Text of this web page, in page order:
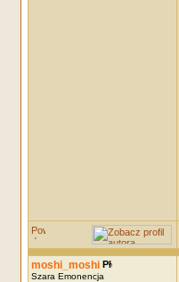
moshi_moshi
Szara Emonencja